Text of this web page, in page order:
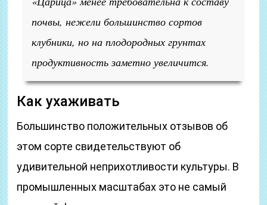
почвы, нежели большинство сортов
клубники, но на плодородных грунтах
продуктивность заметно увеличится.
Как ухаживать
Большинство положительных отзывов об
этом сорте свидетельствуют об
удивительной неприхотливости культуры. В
промышленных масштабах это не самый